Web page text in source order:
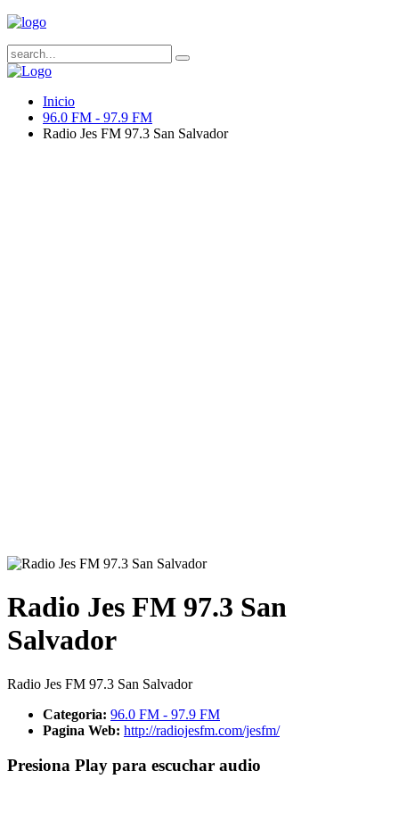
Inicio
96.0 FM - 97.9 FM
Radio Jes FM 97.3 San Salvador
Radio Jes FM 97.3 San
Salvador
Radio Jes FM 97.3 San Salvador
Categoria: 96.0 FM - 97.9 FM
Pagina Web: http://radiojesfm.com/jesfm/
Presiona Play para escuchar audio